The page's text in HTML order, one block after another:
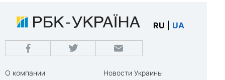
RU UA
О компании
Новости Украины